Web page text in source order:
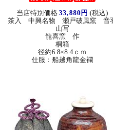
当店特別価格 33,880円 (税込)
茶入 中興名物 瀬戸破風窯 音
山写
龍喜窯 作
桐箱
径約6.8×8.4ｃｍ
仕服：船越角龍金襴